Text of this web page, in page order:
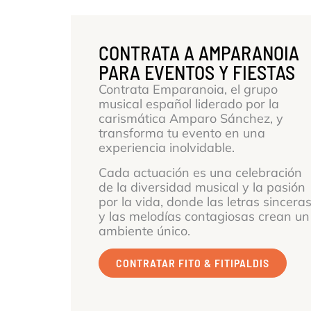
CONTRATA A AMPARANOIA
PARA EVENTOS Y FIESTAS
Contrata Emparanoia, el grupo
musical español liderado por la
carismática Amparo Sánchez, y
transforma tu evento en una
experiencia inolvidable.
Cada actuación es una celebración
de la diversidad musical y la pasión
por la vida, donde las letras sinceras
y las melodías contagiosas crean un
ambiente único.
CONTRATAR FITO & FITIPALDIS